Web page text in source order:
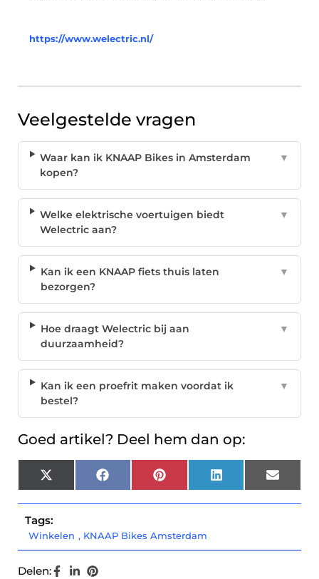
https://www.welectric.nl/
Veelgestelde vragen
Waar kan ik KNAAP Bikes in Amsterdam
kopen?
▼
Welke elektrische voertuigen biedt
Welectric aan?
▼
Kan ik een KNAAP fiets thuis laten
bezorgen?
▼
Hoe draagt Welectric bij aan
duurzaamheid?
▼
Kan ik een proefrit maken voordat ik
bestel?
▼
Goed artikel? Deel hem dan op:
X
(Twitter)
Facebook Pinterest LinkedIn Email
Tags:
Winkelen , KNAAP Bikes Amsterdam
Delen: